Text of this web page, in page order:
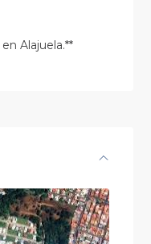
Alajuela.**